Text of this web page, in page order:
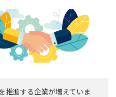
推進する企業が増えていま